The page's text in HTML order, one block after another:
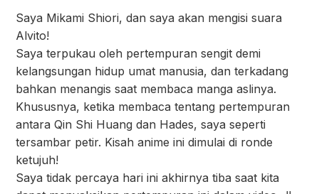
Saya Mikami Shiori, dan saya akan mengisi suara
Alvito!
Saya terpukau oleh pertempuran sengit demi
kelangsungan hidup umat manusia, dan terkadang
bahkan menangis saat membaca manga aslinya.
Khususnya, ketika membaca tentang pertempuran
antara Qin Shi Huang dan Hades, saya seperti
tersambar petir. Kisah anime ini dimulai di ronde
ketujuh!
Saya tidak percaya hari ini akhirnya tiba saat kita